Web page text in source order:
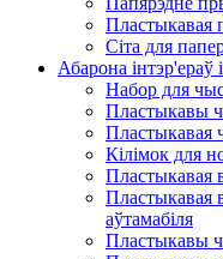
Пластыкавая
Сіта для
Абарона інтэр'ераў
Набор для
Пластыкавы
Пластыкавая
Кілімок для
Пластыкавая
Пластыкавая
аўтамабіля
Пластыкавы